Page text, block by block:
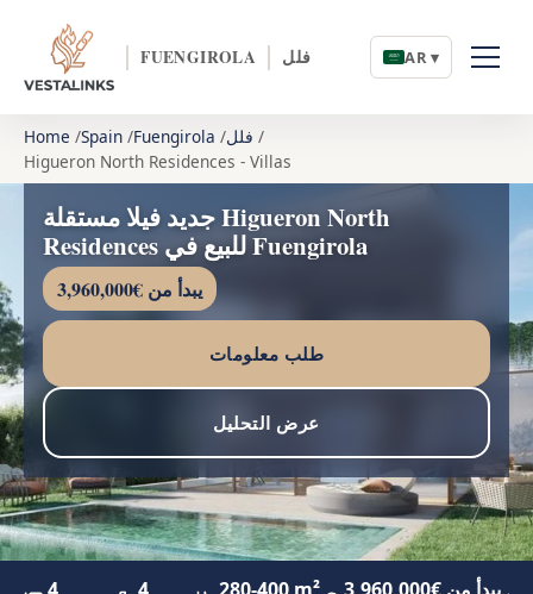
FUENGIROLA فلل AR ▾
Home Spain Fuengirola فلل
Higueron North Residences - Villas
جديد فيلا مستقلة Higueron North
Residences للبيع في Fuengirola
يبدأ من €3,960,000
طلب معلومات
عرض التحليل